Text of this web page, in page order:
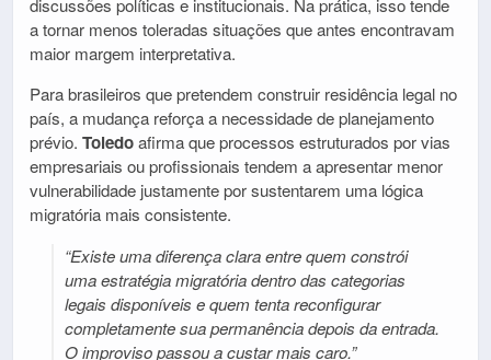
discussões políticas e institucionais. Na prática, isso tende
a tornar menos toleradas situações que antes encontravam
maior margem interpretativa.
Para brasileiros que pretendem construir residência legal no
país, a mudança reforça a necessidade de planejamento
prévio. Toledoafirma que processos estruturados por vias
empresariais ou profissionais tendem a apresentar menor
vulnerabilidade justamente por sustentarem uma lógica
migratória mais consistente.
“Existe uma diferença clara entre quem constrói
uma estratégia migratória dentro das categorias
legais disponíveis e quem tenta reconfigurar
completamente sua permanência depois da entrada.
O improviso passou a custar mais caro.”